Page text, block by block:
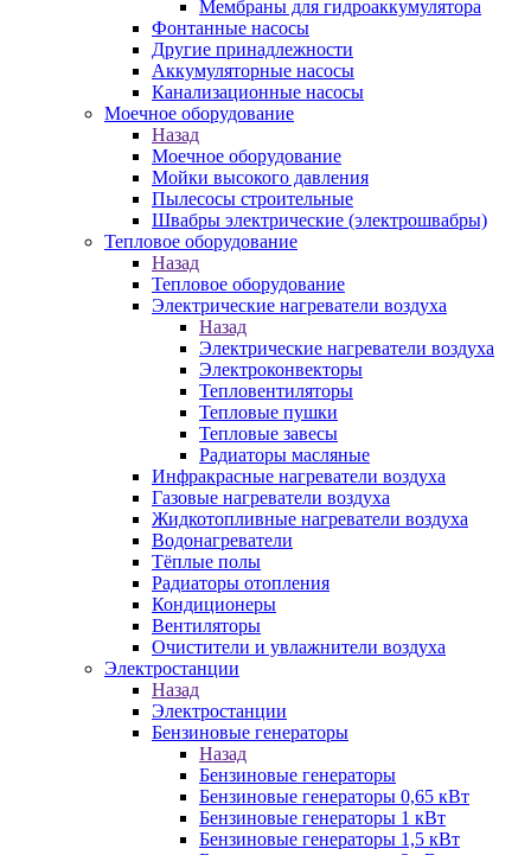
Мембраны для гидроаккумулятора
Фонтанные насосы
Другие принадлежности
Аккумуляторные насосы
Канализационные насосы
Моечное оборудование
Назад
Моечное оборудование
Мойки высокого давления
Пылесосы строительные
Швабры электрические (электрошвабры)
Тепловое оборудование
Назад
Тепловое оборудование
Электрические нагреватели воздуха
Назад
Электрические нагреватели воздуха
Электроконвекторы
Тепловентиляторы
Тепловые пушки
Тепловые завесы
Радиаторы масляные
Инфракрасные нагреватели воздуха
Газовые нагреватели воздуха
Жидкотопливные нагреватели воздуха
Водонагреватели
Тёплые полы
Радиаторы отопления
Кондиционеры
Вентиляторы
Очистители и увлажнители воздуха
Электростанции
Назад
Электростанции
Бензиновые генераторы
Назад
Бензиновые генераторы
Бензиновые генераторы 0,65 кВт
Бензиновые генераторы 1 кВт
Бензиновые генераторы 1,5 кВт